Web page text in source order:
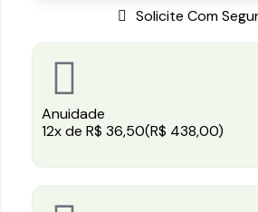
Solicite Com
Anuidade
12x de R$ 36,50(R$ 438,00)